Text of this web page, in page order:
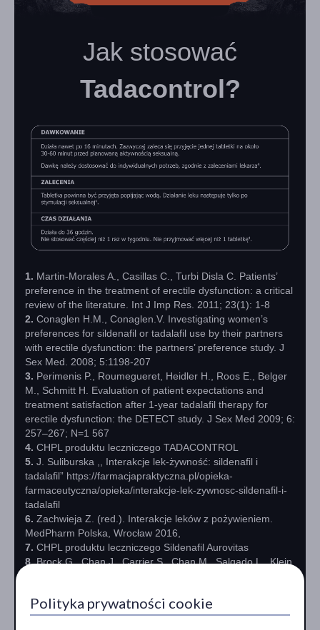
Jak stosować
Tadacontrol?
1. Martin-Morales A., Casillas C., Turbi Disla C. Patients’
preference in the treatment of erectile dysfunction: a critical
review of the literature. Int J Imp Res. 2011; 23(1): 1-8
2. Conaglen H.M., Conaglen.V. Investigating women’s
preferences for sildenafil or tadalafil use by their partners
with erectile dysfunction: the partners’ preference study. J
Sex Med. 2008; 5:1198-207
3. Perimenis P., Roumegueret, Heidler H., Roos E., Belger
M., Schmitt H. Evaluation of patient expectations and
treatment satisfaction after 1-year tadalafil therapy for
erectile dysfunction: the DETECT study. J Sex Med 2009; 6:
257–267; N=1 567
4. CHPL produktu leczniczego TADACONTROL
5. J. Suliburska ,, Interakcje lek-żywność: sildenafil i
tadalafil” https://farmacjapraktyczna.pl/opieka-
farmaceutyczna/opieka/interakcje-lek-zywnosc-sildenafil-i-
tadalafil
6. Zachwieja Z. (red.). Interakcje leków z pożywieniem.
MedPharm Polska, Wrocław 2016,
7. CHPL produktu leczniczego Sildenafil Aurovitas
8.Brock G., Chan J., Carrier S., Chan M., Salgado L., Klein
satisfaction of patients and partners. BJU Int. 2007
Feb;99(2):376-382. doi:10.1111/j.1464-410X.2006.06586.x.
Polityka prywatności cookie